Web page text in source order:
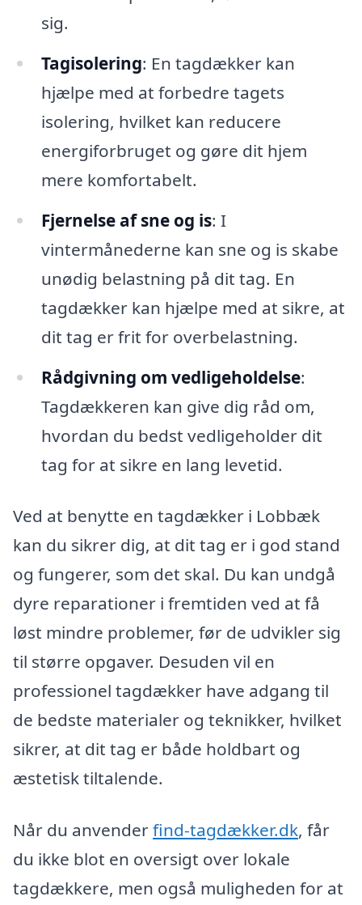
sig.
Tagisolering: En tagdækker kan
hjælpe med at forbedre tagets
isolering, hvilket kan reducere
energiforbruget og gøre dit hjem
mere komfortabelt.
Fjernelse af sne og is: I
vintermånederne kan sne og is skabe
unødig belastning på dit tag. En
tagdækker kan hjælpe med at sikre, at
dit tag er frit for overbelastning.
Rådgivning om vedligeholdelse:
Tagdækkeren kan give dig råd om,
hvordan du bedst vedligeholder dit
tag for at sikre en lang levetid.
Ved at benytte en tagdækker i Lobbæk
kan du sikrer dig, at dit tag er i god stand
og fungerer, som det skal. Du kan undgå
dyre reparationer i fremtiden ved at få
løst mindre problemer, før de udvikler sig
til større opgaver. Desuden vil en
professionel tagdækker have adgang til
de bedste materialer og teknikker, hvilket
sikrer, at dit tag er både holdbart og
æstetisk tiltalende.
Når du anvenderfind-tagdækker.dk, får
du ikke blot en oversigt over lokale
tagdækkere, men også muligheden for at